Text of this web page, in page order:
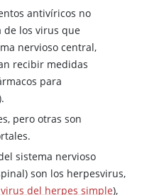
antivíricos no
de los virus que
nervioso central,
recibir medidas
para
pero otras son
sistema nervioso
son los herpesvirus,
del herpes simple),